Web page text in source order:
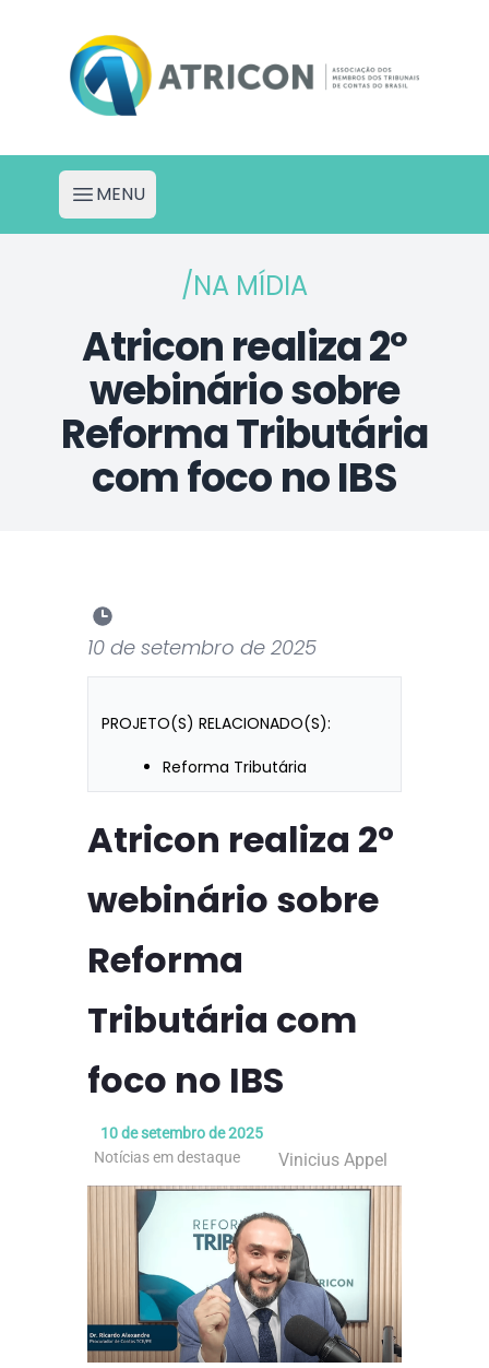
Atricon - Portal de Projetos
Abrir menu
MENU
/NA MÍDIA
Atricon realiza 2º
webinário sobre
Reforma Tributária
com foco no IBS
10 de setembro de 2025
PROJETO(S) RELACIONADO(S):
Reforma Tributária
Atricon realiza 2º
webinário sobre
Reforma
Tributária com
foco no IBS
10 de setembro de 2025
Notícias em destaque
Vinicius Appel